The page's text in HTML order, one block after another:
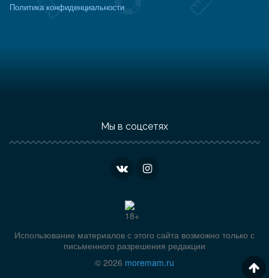
Политика конфиденциальности
Мы в соцсетях
Использование материалов с этого сайта возможно только с
письменного разрешения редакции
© 2026 moremam.ru